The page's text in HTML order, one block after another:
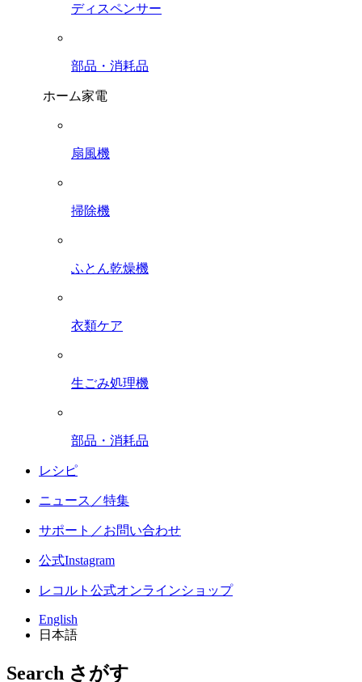
ディスペンサー
部品・消耗品
ホーム家電
扇風機
掃除機
ふとん乾燥機
衣類ケア
生ごみ処理機
部品・消耗品
レシピ
ニュース／特集
サポート／お問い合わせ
公式Instagram
レコルト公式オンラインショップ
English
日本語
Search さがす